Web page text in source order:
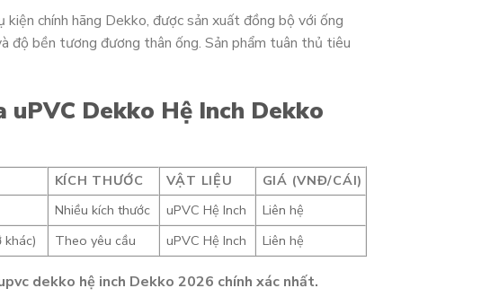
kiện chính hãng Dekko, được sản xuất đồng bộ với ống
độ bền tương đương thân ống. Sản phẩm tuân thủ tiêu
uPVC Dekko Hệ Inch Dekko
KÍCH THƯỚC VẬT LIỆU
GIÁ (VNĐ/CÁI)
Nhiều kích thước uPVC Hệ Inch
Liên hệ
khác)
Theo yêu cầu uPVC Hệ Inch Liên hệ
dekko hệ inch Dekko 2026 chính xác nhất.